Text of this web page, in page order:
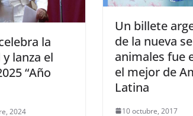
la
lanza el
“Año
2024
Un billete
de la nueva
animales fue
el mejor de
Latina
10 octubre, 2017